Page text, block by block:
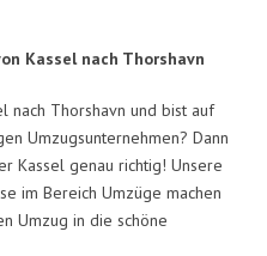
Kassel nach Thorshavn
nach Thorshavn und bist auf
Umzugsunternehmen? Dann
Kassel genau richtig! Unsere
im Bereich Umzüge machen
Umzug in die schöne